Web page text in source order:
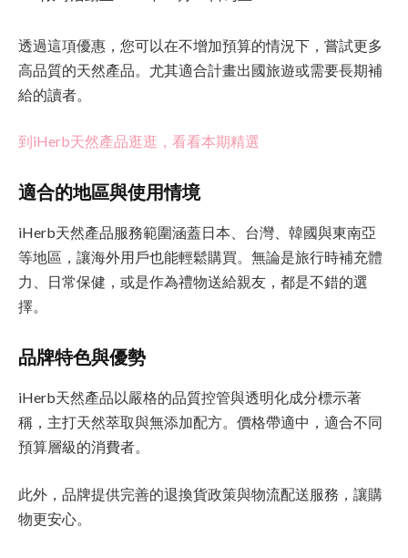
透過這項優惠，您可以在不增加預算的情況下，嘗試更多
高品質的天然產品。尤其適合計畫出國旅遊或需要長期補
給的讀者。
到iHerb天然產品逛逛，看看本期精選
適合的地區與使用情境
iHerb天然產品服務範圍涵蓋日本、台灣、韓國與東南亞
等地區，讓海外用戶也能輕鬆購買。無論是旅行時補充體
力、日常保健，或是作為禮物送給親友，都是不錯的選
擇。
品牌特色與優勢
iHerb天然產品以嚴格的品質控管與透明化成分標示著
稱，主打天然萃取與無添加配方。價格帶適中，適合不同
預算層級的消費者。
此外，品牌提供完善的退換貨政策與物流配送服務，讓購
物更安心。